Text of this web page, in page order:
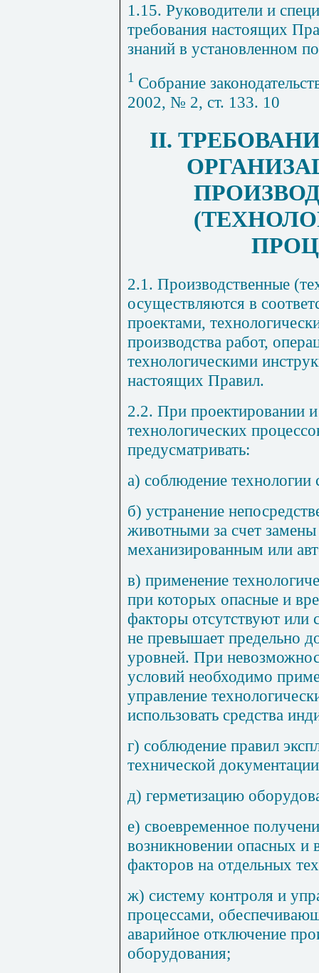
1.15. Руководители и
требования настоящих
знаний в установленном
1 Собрание
2002, № 2, ст. 133. 10
II.
2.1. Производственные
осуществляются в
проектами,
производства работ,
технологическими
настоящих Правил.
2.2. При проектировании
технологических
предусматривать:
а) соблюдение
б) устранение
животными за счет
механизированным или
в) применение
при которых опасные и
факторы отсутствуют или
не превышает предельно
уровней. При
условий необходимо
управление
использовать средства
г) соблюдение правил
технической
д) герметизацию
е) своевременное
возникновении опасных и
факторов на отдельных
ж) систему контроля и
процессами,
аварийное отключение
оборудования;